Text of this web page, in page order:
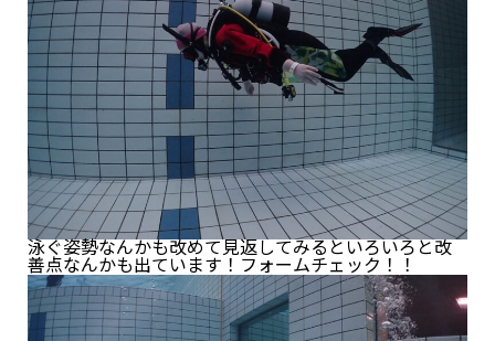
泳ぐ姿勢なんかも改めて見返してみるといろいろと改
善点なんかも出ています！フォームチェック！！